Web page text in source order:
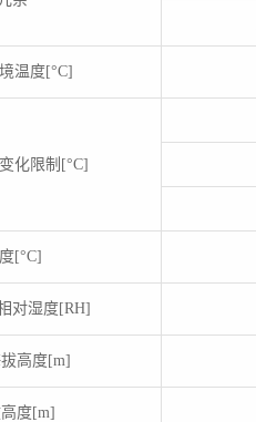
温度[°C]
化限制[°C]
[°C]
对湿度[RH]
高度[m]
度[m]